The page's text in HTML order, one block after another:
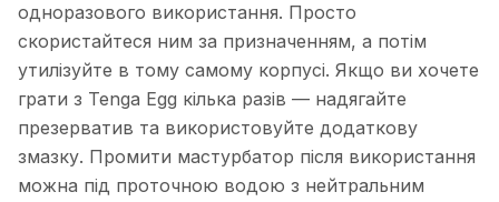
одноразового використання. Просто
скористайтеся ним за призначенням, а потім
утилізуйте в тому самому корпусі. Якщо ви хочете
грати з Tenga Egg кілька разів — надягайте
презерватив та використовуйте додаткову
змазку. Промити мастурбатор після використання
можна під проточною водою з нейтральним